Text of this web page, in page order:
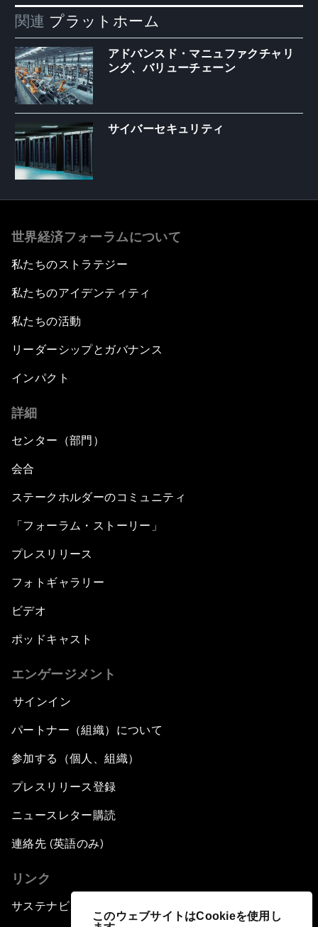
このウェブサイトはCookieを使用し
関連 プラットホーム
アドバンスド・マニュファクチャリ
ング、バリューチェーン
サイバーセキュリティ
世界経済フォーラムについて
私たちのストラテジー
私たちのアイデンティティ
私たちの活動
リーダーシップとガバナンス
インパクト
詳細
センター（部門）
会合
ステークホルダーのコミュニティ
「フォーラム・ストーリー」
プレスリリース
フォトギャラリー
ビデオ
ポッドキャスト
エンゲージメント
サインイン
パートナー（組織）について
参加する（個人、組織）
プレスリリース登録
ニュースレター購読
連絡先 (英語のみ)
リンク
サステナビリティへの取り組み